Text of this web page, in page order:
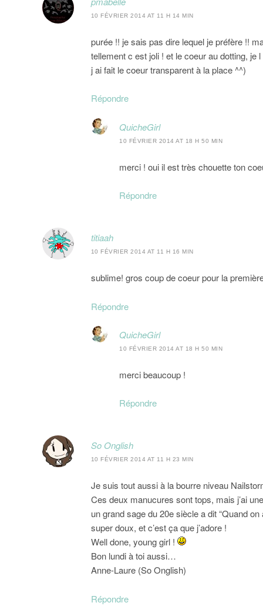
10 FÉVRIER 2014 AT 11 H 14 MIN
purée !! je sais pas dire lequel je préfère !!
tellement c est joli ! et le coeur au dotting,
j ai fait le coeur transparent à la place ^^)
Répondre
QuicheGirl
10 FÉVRIER 2014 AT 18 H 50 MIN
merci ! oui il est très chouette ton
Répondre
titiaah
10 FÉVRIER 2014 AT 11 H 16 MIN
sublime! gros coup de coeur pour la
Répondre
QuicheGirl
10 FÉVRIER 2014 AT 18 H 50 MIN
merci beaucoup !
Répondre
So Onglish
10 FÉVRIER 2014 AT 11 H 23 MIN
Je suis tout aussi à la bourre niveau
Ces deux manucures sont tops, mais j’ai
un grand sage du 20e siècle a dit “Quand
super doux, et c’est ça que j’adore !
Well done, young girl !
Bon lundi à toi aussi…
Anne-Laure (So Onglish)
Répondre